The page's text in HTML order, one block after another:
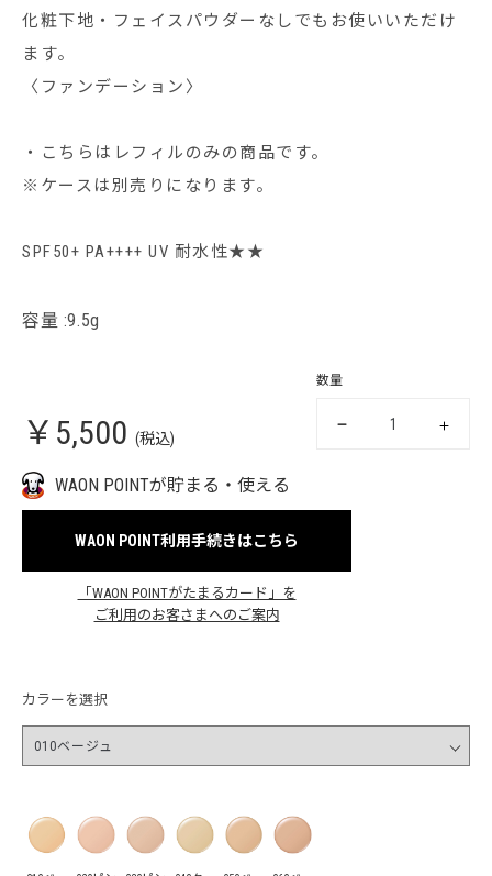
化粧下地・フェイスパウダーなしでもお使いいただけ
ます。
〈ファンデーション〉
・こちらはレフィルのみの商品です。
※ケースは別売りになります。
SPF50+ PA++++ UV 耐水性★★
容量 :9.5g
￥5,500 (税込)
数量
WAON POINTが貯まる・使える
WAON POINT利用手続きはこちら
「WAON POINTがたまるカード」を
ご利用のお客さまへのご案内
カラーを選択